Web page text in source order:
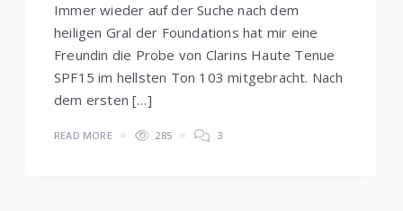
Immer wieder auf der Suche nach dem
heiligen Gral der Foundations hat mir eine
Freundin die Probe von Clarins Haute Tenue
SPF15 im hellsten Ton 103 mitgebracht. Nach
dem ersten […]
READ MORE 285 3